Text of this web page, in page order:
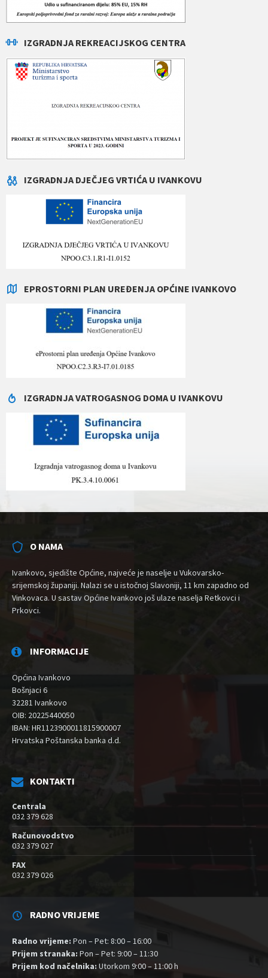
IZGRADNJA REKREACIJSKOG CENTRA
IZGRADNJA DJEČJEG VRTIĆA U IVANKOVU
EPROSTORNI PLAN UREĐENJA OPĆINE IVANKOVO
IZGRADNJA VATROGASNOG DOMA U IVANKOVU
O NAMA
Ivankovo, sjedište Općine, najveće je naselje u Vukovarsko-
srijemskoj županiji. Nalazi se u istočnoj Slavoniji, 11 km zapadno od
Vinkovaca. U sastav Općine Ivankovo još ulaze naselja Retkovci i
Prkovci.
INFORMACIJE
Općina Ivankovo
Bošnjaci 6
32281 Ivankovo
OIB: 20225440050
IBAN: HR1123900011815900007
Hrvatska Poštanska banka d.d.
KONTAKTI
Centrala
032 379 628
Računovodstvo
032 379 027
FAX
032 379 026
RADNO VRIJEME
Radno vrijeme: Pon – Pet: 8:00 – 16:00
Prijem stranaka: Pon – Pet: 9:00 – 11:30
Prijem kod načelnika: Utorkom 9:00 – 11:00 h